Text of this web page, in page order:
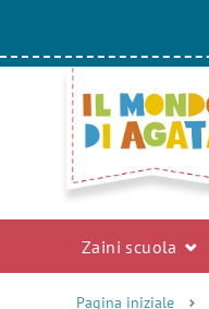
Zaini scuola
Pagina iniziale